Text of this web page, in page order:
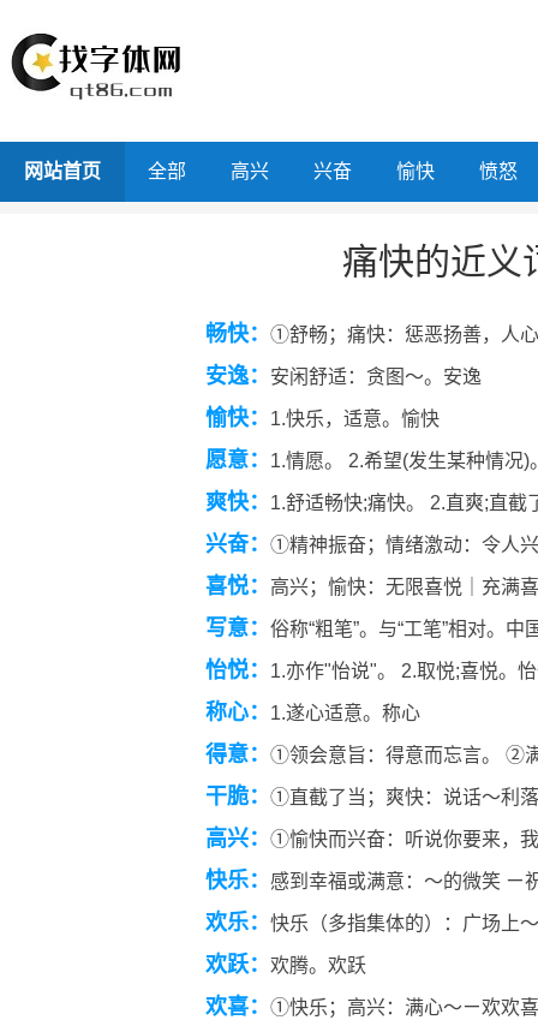
网站首页 全部 高兴 兴奋 愉快 愤怒
痛快的近义
畅快： ①舒畅；痛快：惩恶扬善，人
安逸： 安闲舒适：贪图～。安逸
愉快： 1.快乐，适意。愉快
愿意： 1.情愿。 2.希望(发生某种情况)
爽快： 1.舒适畅快;痛快。 2.直爽;直截
兴奋： ①精神振奋；情绪激动：令人
喜悦： 高兴；愉快：无限喜悦｜充满
写意： 俗称“粗笔”。与“工笔”相对。
怡悦： 1.亦作"怡说"。 2.取悦;喜悦。
称心： 1.遂心适意。称心
得意： ①领会意旨：得意而忘言。 ②
干脆： ①直截了当；爽快：说话～利
高兴： ①愉快而兴奋：听说你要来，
快乐： 感到幸福或满意：～的微笑 ㄧ
欢乐： 快乐（多指集体的）：广场上
欢跃： 欢腾。欢跃
欢喜： ①快乐；高兴：满心～ㄧ欢欢